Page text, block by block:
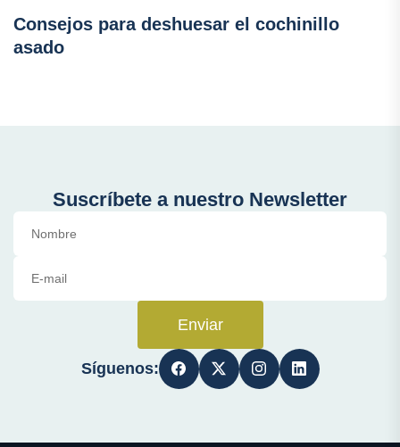
Consejos para deshuesar el cochinillo
asado
Suscríbete a nuestro Newsletter
Enviar
Síguenos: